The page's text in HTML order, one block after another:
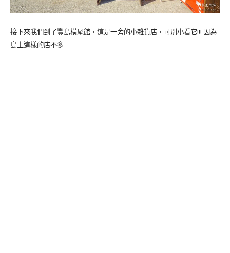
接下來我們到了豐島橫尾館，這是一旁的小雜貨店，可別小看它!!! 因為
島上這樣的店不多